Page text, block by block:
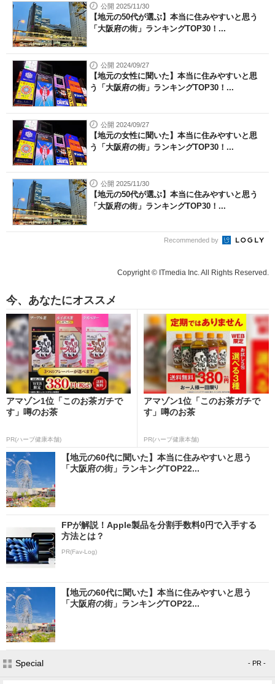
公開 2025/11/30
【地元の50代が選ぶ】本当に住みやすいと思う
「大阪府の街」ランキングTOP30！...
公開 2024/09/27
【地元の女性に聞いた】本当に住みやすいと思
う「大阪府の街」ランキングTOP30！...
公開 2024/09/27
【地元の女性に聞いた】本当に住みやすいと思
う「大阪府の街」ランキングTOP30！...
公開 2025/11/30
【地元の50代が選ぶ】本当に住みやすいと思う
「大阪府の街」ランキングTOP30！...
Recommended by
Copyright © ITmedia Inc. All Rights Reserved.
今、あなたにオススメ
アマゾン1位「このお茶ガチで
す」噂のお茶
PR(ハーブ健康本舗)
アマゾン1位「このお茶ガチで
す」噂のお茶
PR(ハーブ健康本舗)
【地元の60代に聞いた】本当に住みやすいと思う
「大阪府の街」ランキングTOP22...
FPが解説！Apple製品を分割手数料0円で入手する
方法とは？
PR(Fav-Log)
【地元の60代に聞いた】本当に住みやすいと思う
「大阪府の街」ランキングTOP22...
Special - PR -